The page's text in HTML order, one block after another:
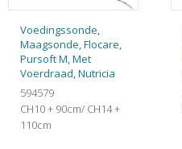
Voedingssonde,
Maagsonde, Flocare,
Pursoft M, Met
Voerdraad, Nutricia
594579
CH10 + 90cm/ CH14 +
110cm